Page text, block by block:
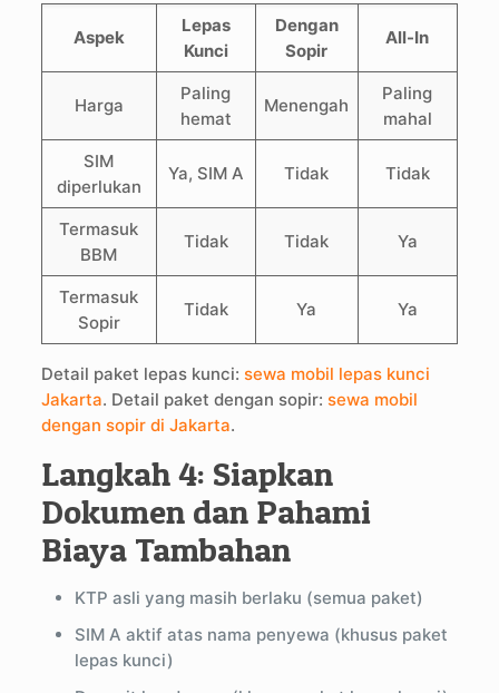
Aspek
Lepas
Kunci
Dengan
Sopir
All-In
Harga
Paling
hemat
Menengah
Paling
mahal
SIM
diperlukan
Ya, SIM A Tidak Tidak
Termasuk
BBM
Tidak Tidak Ya
Termasuk
Sopir
Tidak Ya Ya
Detail paket lepas kunci: sewa mobil lepas kunci
Jakarta. Detail paket dengan sopir: sewa mobil
dengan sopir di Jakarta.
Langkah 4: Siapkan
Dokumen dan Pahami
Biaya Tambahan
KTP asli yang masih berlaku (semua paket)
SIM A aktif atas nama penyewa (khusus paket
lepas kunci)